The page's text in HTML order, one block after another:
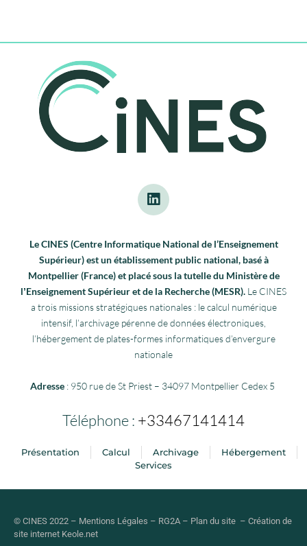
Le CINES (Centre Informatique National de l’Enseignement
Supérieur) est un établissement public national, basé à
Montpellier (France) et placé sous la tutelle du Ministère de
lʼEnseignement Supérieur et de la Recherche (MESR). Le CINES
a trois missions stratégiques nationales : le calcul numérique
intensif, l’archivage pérenne de données électroniques,
l’hébergement de plates-formes informatiques d’envergure
nationale
Adresse : 950 rue de St Priest – 34097 Montpellier Cedex 5
Téléphone : +33467141414
Présentation Calcul Archivage
Hébergement
Services
© CINES 2022 – Mentions Légales – RG2A – Plan du site – Création de
site internet Keole.net